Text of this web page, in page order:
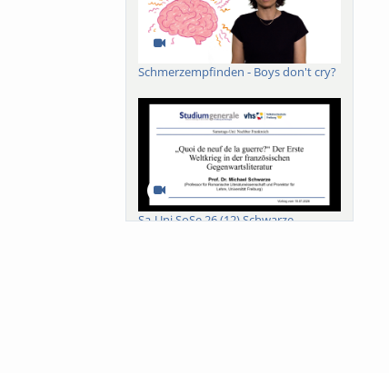
Schmerzempfinden - Boys don't cry?
Sa-Uni SoSe 26 (12) Schwarze